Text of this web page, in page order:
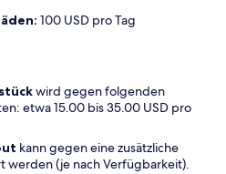
100 USD pro Tag
wird gegen folgenden
etwa 15.00 bis 35.00 USD pro
kann gegen eine zusätzliche
werden (je nach Verfügbarkeit).